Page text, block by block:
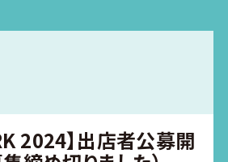
2024】出店者公募開